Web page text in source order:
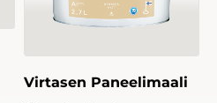
Virtasen Paneelimaali